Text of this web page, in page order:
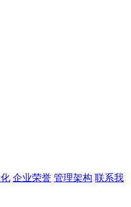
企业荣誉 管理架构 联系我